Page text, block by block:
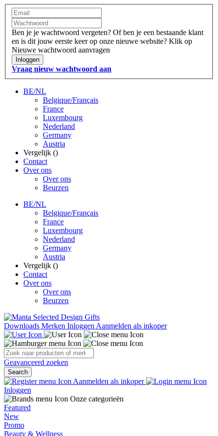
Ben je je wachtwoord vergeten? Of ben je een bestaande klant
en is dit jouw eerste keer op onze nieuwe website? Klik op
Nieuwe wachtwoord aanvragen
Inloggen
Vraag nieuw wachtwoord aan
BE/NL
Belgique/Français
France
Luxembourg
Nederland
Germany
Austria
Vergelijk ()
Contact
Over ons
Over ons
Beurzen
BE/NL
Belgique/Français
France
Luxembourg
Nederland
Germany
Austria
Vergelijk ()
Contact
Over ons
Over ons
Beurzen
Downloads Merken Inloggen Aanmelden als inkoper
Geavanceerd zoeken
Search
Aanmelden als inkoper
Inloggen
Onze categorieën
Featured
New
Promo
Beauty & Wellness